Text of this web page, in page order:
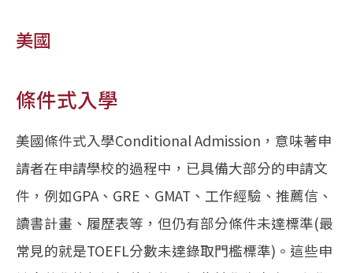
美國
條件式入學
美國條件式入學Conditional Admission，意味著申
請者在申請學校的過程中，已具備大部分的申請文
件，例如GPA、GRE、GMAT、工作經驗、推薦信、
讀書計畫、履歷表等，但仍有部分條件未達標準(最
常見的就是TOEFL分數未達錄取門檻標準)。這些申